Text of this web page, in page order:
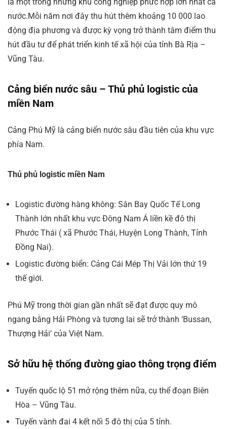
nước.Mỗi năm nơi đây thu hút thêm khoảng 10 000 lao
động địa phương và được kỳ vọng trở thành tâm điểm thu
hút đầu tư để phát triển kinh tế xã hội của tỉnh Bà Rịa –
Vũng Tàu.
Cảng biển nước sâu – Thủ phủ logistic của
miền Nam
Cảng Phú Mỹ là cảng biển nước sâu đầu tiên của khu vực
phía Nam.
Thủ phủ logistic miền Nam
Logistic đường hàng không: Sân Bay Quốc Tế Long
Thành lớn nhất khu vực Đông Nam Á liền kề đô thị
Phước Thái ( xã Phước Thái, Huyện Long Thành, Tỉnh
Đồng Nai).
Logistic đường biển: Cảng Cái Mép Thị Vải lớn thứ 19
thế giới.
Phú Mỹ trong thời gian gần nhất sẽ đạt được quy mô
ngang bằng Hải Phòng và tương lai sẽ trở thành ‘Bussan,
Thượng Hải’ của Việt Nam.
Sở hữu hệ thống đường giao thông trọng điểm
Tuyến quốc lộ 51 mở rộng thêm nữa, cụ thể đoạn Biên
Hòa – Vũng Tàu.
Tuyến vành đai 4 kết nối 5 đô thị của 5 tỉnh.